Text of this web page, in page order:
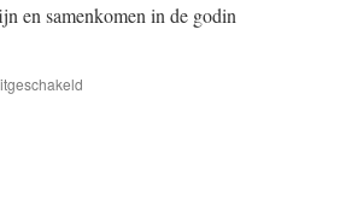
en samenkomen in de godin